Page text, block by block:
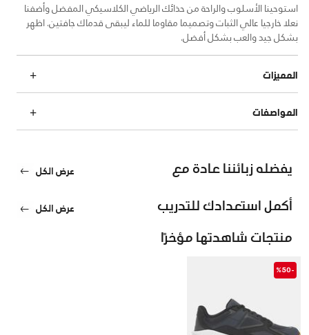
استوحينا الأسلوب والراحة من حذائك الرياضي الكلاسيكي المفضل وأضفنا
نعلا خارجيا عالي الثبات وتصميما مقاوما للماء ليبقى قدماك جافتين. اظهر
بشكل جيد والعب بشكل أفضل.
المميزات
المواصفات
يفضله زبائننا عادة مع عرض الكل
أكمل استعدادك للتدريب عرض الكل
منتجات شاهدتها مؤخرًا
-%50